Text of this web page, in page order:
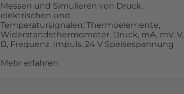
Messen und Simulieren von Druck,
elektrischen und
Temperatursignalen: Thermoelemente,
Widerstandsthermometer, Druck, mA, mV, V,
Ω, Frequenz, Impuls, 24 V Speisespannung
Mehr erfahren